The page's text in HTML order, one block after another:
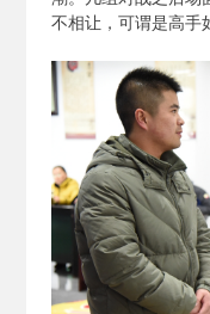
不相让，可谓是高手